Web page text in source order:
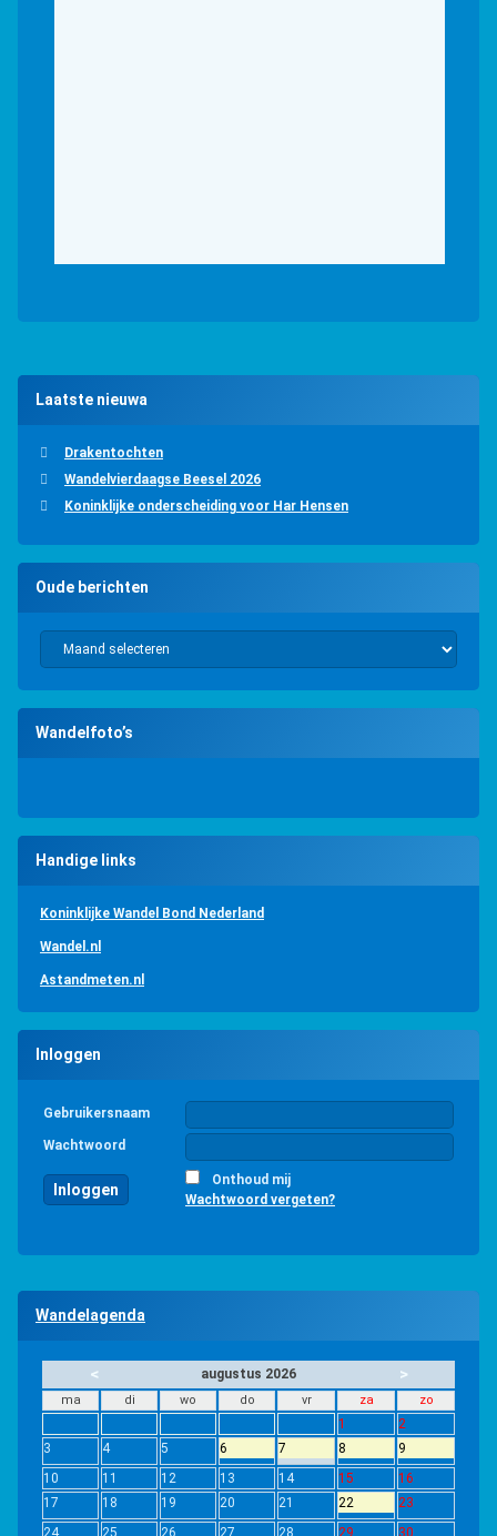
Laatste nieuwa
Drakentochten
Wandelvierdaagse Beesel 2026
Koninklijke onderscheiding voor Har Hensen
Oude berichten
Oude berichten
Wandelfoto’s
Handige links
Koninklijke Wandel Bond Nederland
Wandel.nl
Astandmeten.nl
Inloggen
Gebruikersnaam
Wachtwoord
Onthoud mij
Wachtwoord vergeten?
Wandelagenda
< augustus 2026 >
ma di wo do vr za zo
1
2
3
4 5 6 7 8
9
10
11 12 13 14 15
16
17
18 19 20 21 22
23